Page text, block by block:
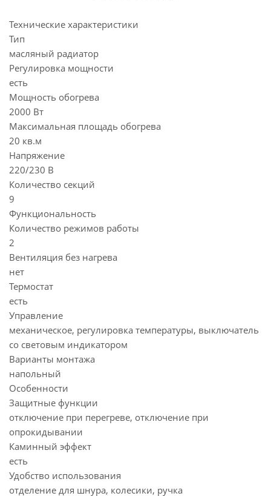
Технические характеристики
Тип
масляный радиатор
Регулировка мощности
есть
Мощность обогрева
2000 Вт
Максимальная площадь обогрева
20 кв.м
Напряжение
220/230 В
Количество секций
9
Функциональность
Количество режимов работы
2
Вентиляция без нагрева
нет
Термостат
есть
Управление
механическое, регулировка температуры, выключатель
со световым индикатором
Варианты монтажа
напольный
Особенности
Защитные функции
отключение при перегреве, отключение при
опрокидывании
Каминный эффект
есть
Удобство использования
отделение для шнура, колесики, ручка